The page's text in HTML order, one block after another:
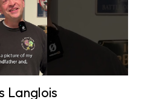
Langlois